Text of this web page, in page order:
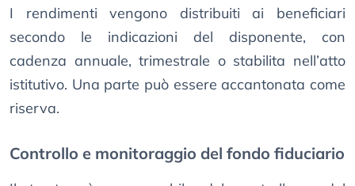
I rendimenti vengono distribuiti ai beneficiari
secondo le indicazioni del disponente, con
cadenza annuale, trimestrale o stabilita nell’atto
istitutivo. Una parte può essere accantonata come
riserva.
Controllo e monitoraggio del fondo fiduciario